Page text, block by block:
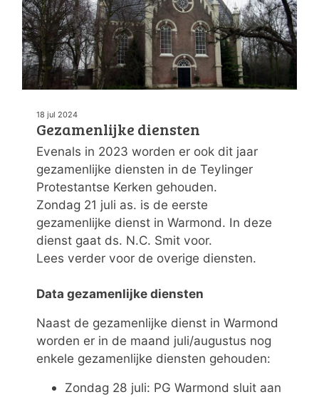
18 jul 2024
Gezamenlijke diensten
Evenals in 2023 worden er ook dit jaar
gezamenlijke diensten in de Teylinger
Protestantse Kerken gehouden.
Zondag 21 juli as. is de eerste
gezamenlijke dienst in Warmond. In deze
dienst gaat ds. N.C. Smit voor.
Lees verder voor de overige diensten.
Data gezamenlijke diensten
Naast de gezamenlijke dienst in Warmond
worden er in de maand juli/augustus nog
enkele gezamenlijke diensten gehouden:
Zondag 28 juli: PG Warmond sluit aan